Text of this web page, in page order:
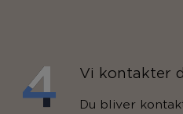
Vi kontakter
Du bliver